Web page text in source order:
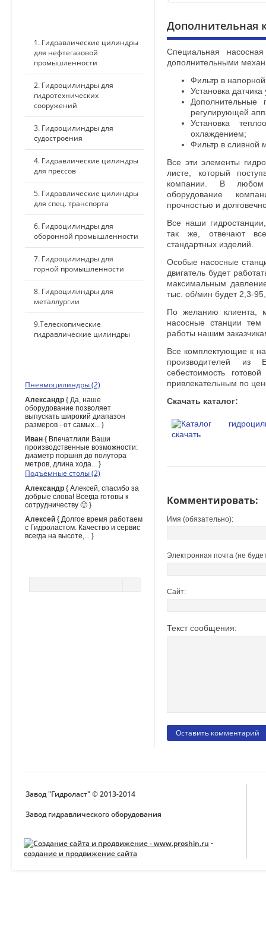
Дополнительная
Специальная
дополнительными
Фильтр в
Установка
Дополнительные
регулирующей
Установка
охлаждением;
Фильтр в сливной
Все эти элементы
листе, который
компании. В любом
оборудование
прочностью и
Все наши
так же, отвечают
стандартных изделий.
Особые насосные
двигатель будет
максимальным
тыс. об/мин будет 2,3-
По желанию клиента,
насосные станции
работы нашим
Все комплектующие к
производителей из
себестоимость
привлекательным по
Скачать каталог:
Комментировать:
Имя (обязательно):
Электронная почта (не
Сайт:
Текст сообщения:
1. Гидравлические цилиндры
для нефтегазовой
промышленности
2. Гидроцилиндры для
гидротехнических
сооружений
3. Гидроцилиндры для
судостроения
4. Гидравлические цилиндры
для прессов
5. Гидравлические цилиндры
для спец. транспорта
6. Гидроцилиндры для
оборонной промышленности
7. Гидроцилиндры для
горной промышленности
8. Гидроцилиндры для
металлургии
9.Телескопические
гидравлические цилиндры
Пневмоцилиндры (2)
Александр { Да, наше
оборудование позволяет
выпускать широкий диапазон
размеров - от самых... }
Иван { Впечатлили Ваши
производственные возможности:
диаметр поршня до полутора
метров, длина хода... }
Подъемные столы (2)
Александр { Алексей, спасибо за
добрые слова! Всегда готовы к
сотрудничеству 🙂 }
Алексей { Долгое время работаем
с Гидроластом. Качество и сервис
всегда на высоте,... }
Завод "Гидроласт" © 2013-2014
Завод гидравлического оборудования
-
создание и продвижение сайта